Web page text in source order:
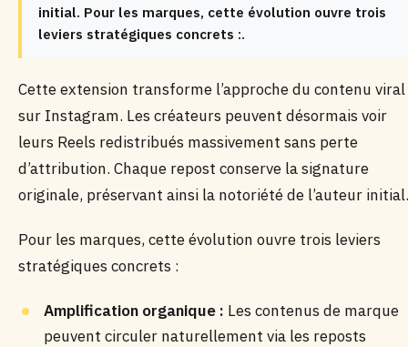
initial. Pour les marques, cette évolution ouvre trois
leviers stratégiques concrets :.
Cette extension transforme l’approche du contenu viral
sur Instagram. Les créateurs peuvent désormais voir
leurs Reels redistribués massivement sans perte
d’attribution. Chaque repost conserve la signature
originale, préservant ainsi la notoriété de l’auteur initial.
Pour les marques, cette évolution ouvre trois leviers
stratégiques concrets :
Amplification organique : Les contenus de marque
peuvent circuler naturellement via les reposts